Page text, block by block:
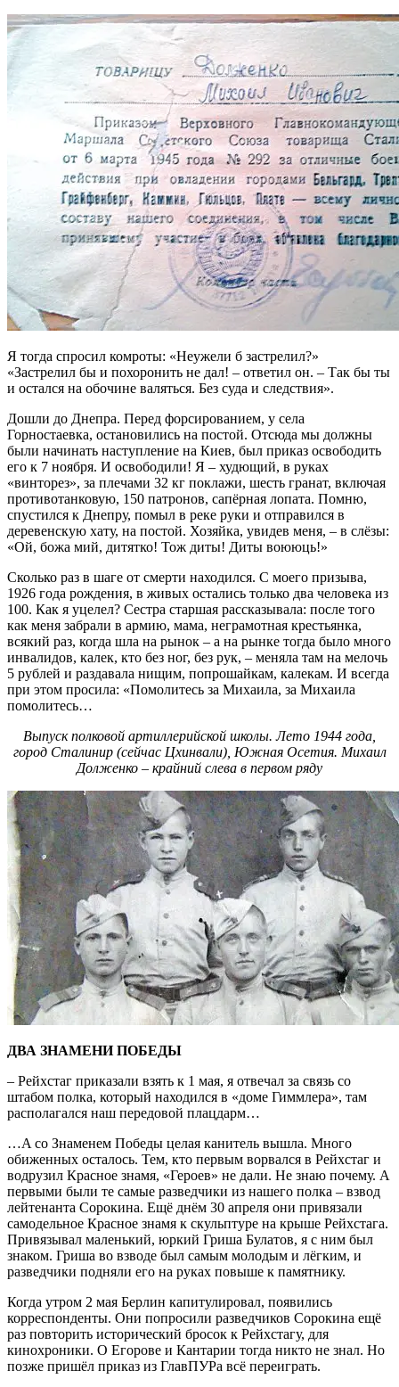
Я тогда спросил комроты: «Hеужели б застрелил?»
«Застрелил бы и похоронить не дал! – ответил он. – Так бы ты
и остался на обочине валяться. Без суда и следствия».
Дошли до Днепра. Перед форсированием, у села
Горностаевка, остановились на постой. Отсюда мы должны
были начинать наступление на Киев, был приказ освободить
его к 7 ноября. И освободили! Я – худющий, в руках
«винторез», за плечами 32 кг поклажи, шесть гранат, включая
противотанковую, 150 патронов, сапёрная лопата. Помню,
спустился к Днепру, помыл в реке руки и отправился в
деревенскую хату, на постой. Хозяйка, увидев меня, – в слёзы:
«Ой, божа мий, дитятко! Тож диты! Диты воююць!»
Сколько раз в шаге от смерти находился. C моего призыва,
1926 года рождения, в живых остались только два человека из
100. Как я уцелел? Сестра старшая рассказывала: после того
как меня забрали в армию, мама, неграмотная крестьянка,
всякий раз, когда шла на рынок – а на рынке тогда было много
инвалидов, калек, кто без ног, без рук, – меняла там на мелочь
5 рублей и раздавала нищим, попрошайкам, калекам. И всегда
при этом просила: «Помолитесь за Михаила, за Михаила
помолитесь…
Выпуск полковой артиллерийской школы. Лето 1944 года,
город Сталинир (сейчас Цхинвали), Южная Осетия. Михаил
Долженко – крайний слева в первом ряду
ДВА ЗНАМЕНИ ПОБЕДЫ
– Рейхстаг приказали взять к 1 мая, я отвечал за связь со
штабом полка, который находился в «доме Гиммлера», там
располагался наш передовой плацдарм…
…A со Знаменем Победы целая канитель вышла. Много
обиженных осталось. Тем, кто первым ворвался в Рейхстаг и
водрузил Красное знамя, «Героев» не дали. Не знаю почему. А
первыми были те самые разведчики из нашего полка – взвод
лейтенанта Сорокина. Eщё днём 30 апреля они привязали
самодельное Красное знамя к скульптуре на крыше Рейхстага.
Привязывал маленький, юркий Гриша Булатов, я с ним был
знаком. Гриша во взводе был самым молодым и лёгким, и
pазведчики подняли eго на руках повыше к памятнику.
Когда утром 2 мая Берлин капитулировал, появились
корреспонденты. Они попросили разведчиков Сорокина ещё
раз повторить исторический бросок к Рейхстагу, для
кинохроники. О Егорове и Кантарии тогда никто не знал. Но
позже пришёл приказ из ГлавПУРа всё переиграть.